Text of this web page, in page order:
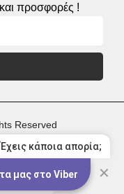
προσφορές !
Reserved
με
Έχεις κάποια απορία;
μας στο Viber ✕